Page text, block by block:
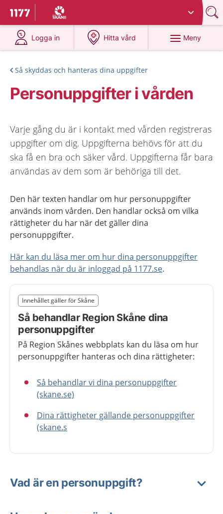
Till startsidan för 1177
Du har valt region
Logga in
på 1177.se
Hitta vård
på 1177.se
Meny
Så skyddas och hanteras dina uppgifter
Personuppgifter i vården
Varje gång du är i kontakt med vården registreras
uppgifter om dig. Uppgifterna behövs för att du
ska få en bra och säker vård. Uppgifterna får bara
användas av dem som är behöriga till det.
Den här texten handlar om hur personuppgifter
används inom vården. Den handlar också om vilka
rättigheter du har när det gäller dina
personuppgifter.
Här kan du läsa mer om hur dina personuppgifter
behandlas när du är inloggad på 1177.se.
Nedan innehåll gäller region Skåne
Innehållet gäller för Skåne
Så behandlar Region Skåne dina
personuppgifter
På Region Skånes webbplats kan du läsa om hur
personuppgifter hanteras och dina rättigheter:
Så behandlar vi dina personuppgifter
(skane.se)
Dina rättigheter gällande personuppgifter
(skane.s
Slut på det regionala tillägget från region Skåne
Vad är en personuppgift?